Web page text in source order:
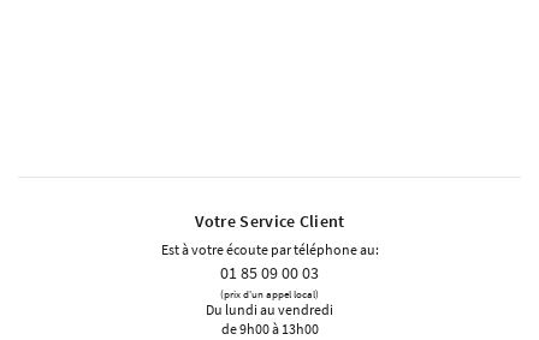
Votre Service Client
Est à votre écoute par téléphone au:
01 85 09 00 03
(prix d'un appel local)
Du lundi au vendredi
de 9h00 à 13h00